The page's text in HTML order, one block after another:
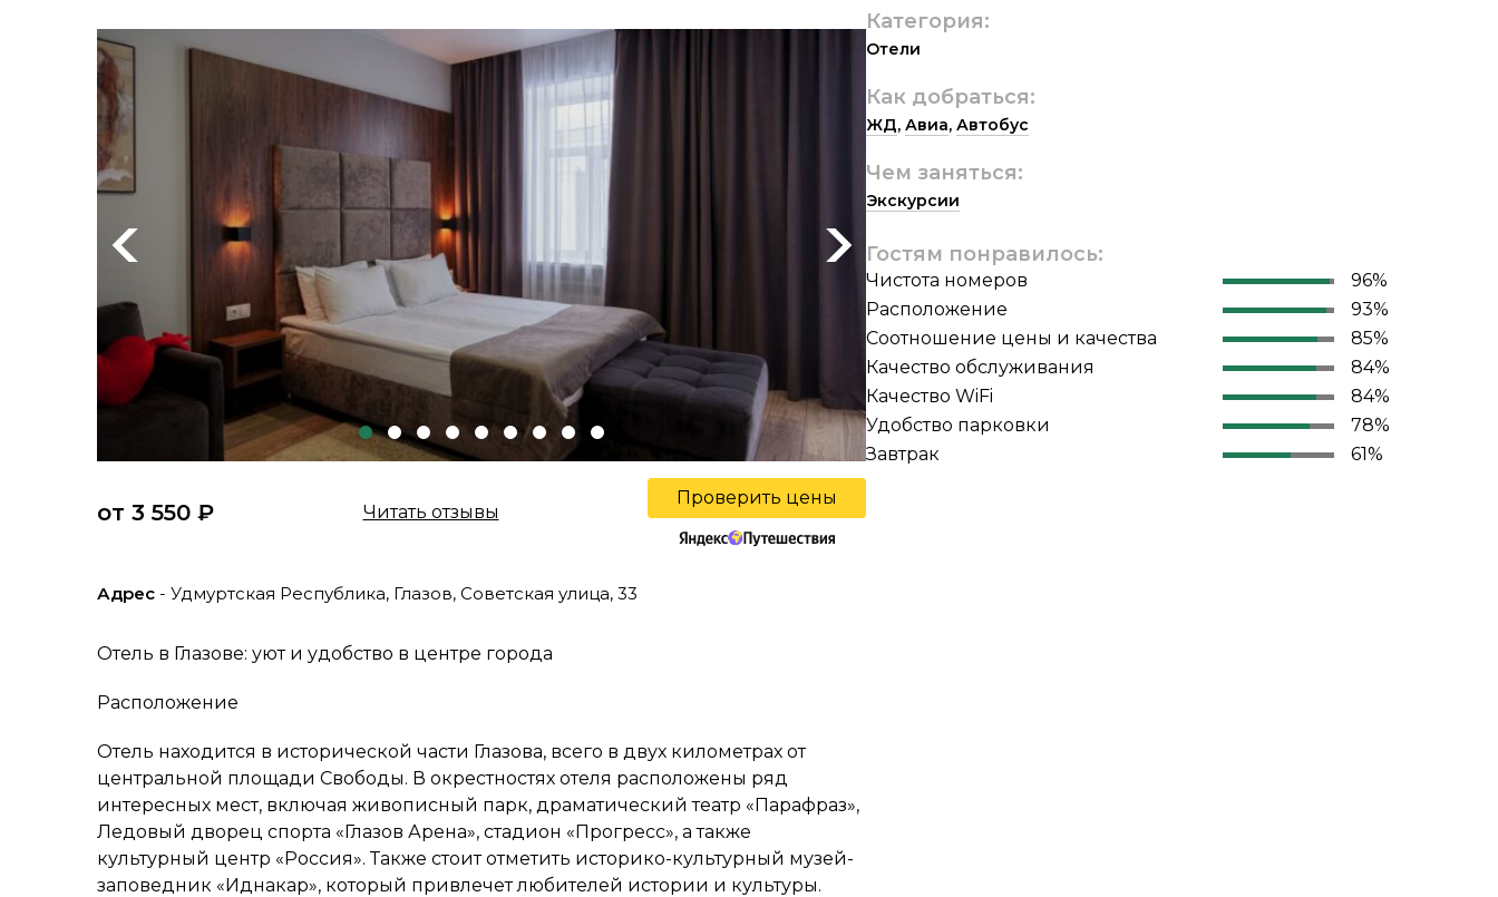
Previous Next
от 3 550 ₽ Читать отзывы
Проверить цены
Адрес - Удмуртская Республика, Глазов, Советская улица, 33
Отель в Глазове: уют и удобство в центре города
Расположение
Отель находится в исторической части Глазова, всего в двух километрах от
центральной площади Свободы. В окрестностях отеля расположены ряд
интересных мест, включая живописный парк, драматический театр «Парафраз»,
Ледовый дворец спорта «Глазов Арена», стадион «Прогресс», а также
культурный центр «Россия». Также стоит отметить историко-культурный музей-
заповедник «Иднакар», который привлечет любителей истории и культуры.
Категория:
Отели
Как добраться:
ЖД, Авиа, Автобус
Чем заняться:
Экскурсии
Гостям понравилось:
Чистота номеров
96%
Расположение
93%
Соотношение цены и качества
85%
Качество обслуживания
84%
Качество WiFi
84%
Удобство парковки
78%
Завтрак
61%